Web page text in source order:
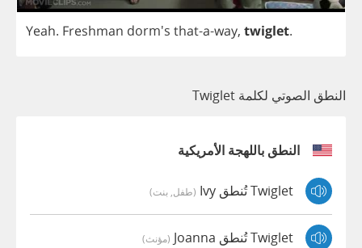
Yeah. Freshman dorm's that-a-way, twiglet.
النطق الصوتي لكلمة Twiglet
النطق باللهجة الأمريكية
Twiglet تُنطق Ivy (طفل, بنت)
Twiglet تُنطق Joanna (مؤنث)